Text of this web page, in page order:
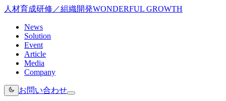
人材育成研修／組織開発WONDERFUL GROWTH
News
Solution
Event
Article
Media
Company
お問い合わせ